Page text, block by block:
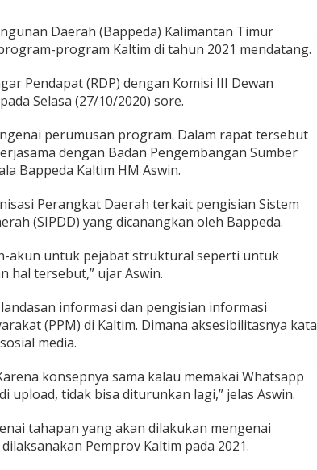
Daerah (Bappeda) Kalimantan Timur
program Kaltim di tahun 2021 mendatang.
Pendapat (RDP) dengan Komisi III Dewan
Selasa (27/10/2020) sore.
perumusan program. Dalam rapat tersebut
dengan Badan Pengembangan Sumber
Bappeda Kaltim HM Aswin.
Perangkat Daerah terkait pengisian Sistem
(SIPDD) yang dicanangkan oleh Bappeda.
akun untuk pejabat struktural seperti untuk
hal tersebut,” ujar Aswin.
informasi dan pengisian informasi
(PPM) di Kaltim. Dimana aksesibilitasnya kata
media.
konsepnya sama kalau memakai Whatsapp
upload, tidak bisa diturunkan lagi,” jelas Aswin.
tahapan yang akan dilakukan mengenai
Pemprov Kaltim pada 2021.